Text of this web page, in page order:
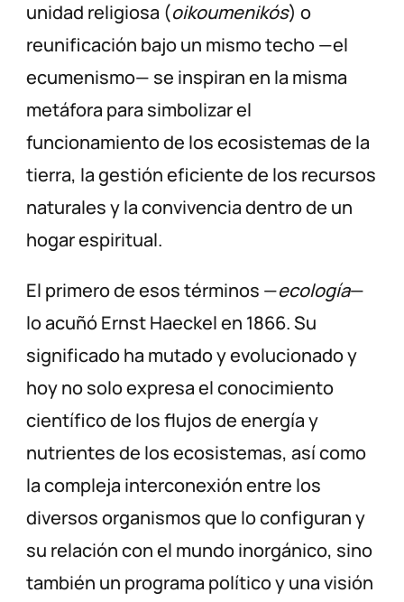
unidad religiosa (oikoumenikós) o
reunificación bajo un mismo techo —el
ecumenismo— se inspiran en la misma
metáfora para simbolizar el
funcionamiento de los ecosistemas de la
tierra, la gestión eficiente de los recursos
naturales y la convivencia dentro de un
hogar espiritual.
El primero de esos términos —ecología—
lo acuñó Ernst Haeckel en 1866. Su
significado ha mutado y evolucionado y
hoy no solo expresa el conocimiento
científico de los flujos de energía y
nutrientes de los ecosistemas, así como
la compleja interconexión entre los
diversos organismos que lo configuran y
su relación con el mundo inorgánico, sino
también un programa político y una visión